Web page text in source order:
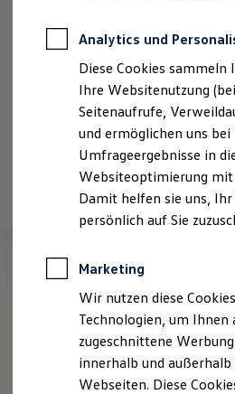
Professional Class
Behörden
Direktkunden
Sonderfahrzeuge
Anpfiff zum Gewinn
Elektromobilität
Elektroautos
ID. Tutorials
Elektrofahrzeugkonzepte
ID. EVERY1
Reichweite
Rekuperation
Laden unterwegs
Laden Zuhause
Ladestationen finden
Ladezeitensimulator
Batterie
Sicherheit
Analytics und
Diese Cookies
Ihre Websitenutzung
Seitenaufrufe,
und ermöglichen uns
Umfrageergebnisse in
Websiteoptimierung mit
Damit helfen sie uns,
persönlich auf Sie
Marketing
Wir nutzen diese
Technologien, um
zugeschnittene
innerhalb und
Webseiten. Diese